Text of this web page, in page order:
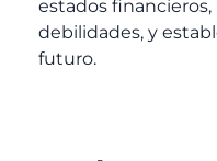
estados
debilidades, y
futuro.